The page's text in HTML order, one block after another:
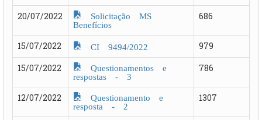
20/07/2022
Solicitação MS
Benefícios
686
15/07/2022 CI 9494/2022
979
15/07/2022
Questionamentos e
respostas - 3
786
12/07/2022
Questionamento e
resposta - 2
1307